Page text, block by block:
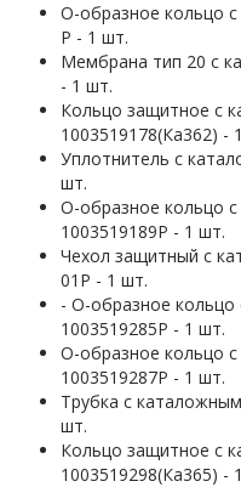
О-образное кольцо
Р - 1 шт.
Мембрана тип 20 с
- 1 шт.
Кольцо защитное с
1003519178(Ка362) -
Уплотнитель с
шт.
О-образное кольцо
1003519189Р - 1 шт.
Чехол защитный с
01Р - 1 шт.
- О-образное
1003519285Р - 1 шт.
О-образное кольцо
1003519287Р - 1 шт.
Трубка с
шт.
Кольцо защитное с
1003519298(Ка365) -